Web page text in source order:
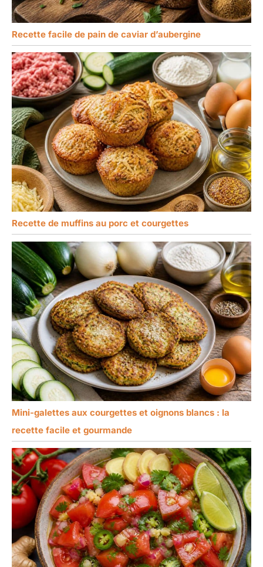
Recette facile de pain de caviar d’aubergine
Recette de muffins au porc et courgettes
Mini-galettes aux courgettes et oignons blancs : la
recette facile et gourmande